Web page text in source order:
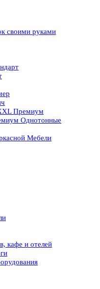
своими руками
Премиум
Однотонные
Мебели
кафе и отелей